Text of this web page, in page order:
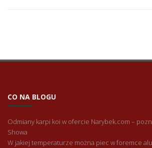
CO NA BLOGU
Odmiany karpi koi w ofercie Narybek.com –
Showa
W jakiej temperaturze można piec w foremce